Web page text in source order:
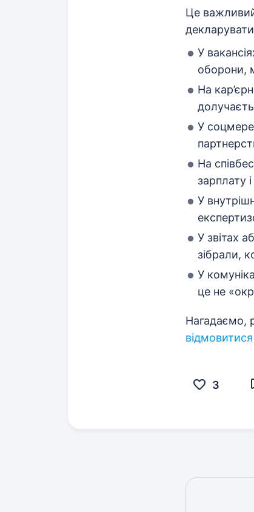
Це
У
оборони,
На
У
На
зарплату
У
У звітах
зібрали,
У
це не
Нагадаємо,
3